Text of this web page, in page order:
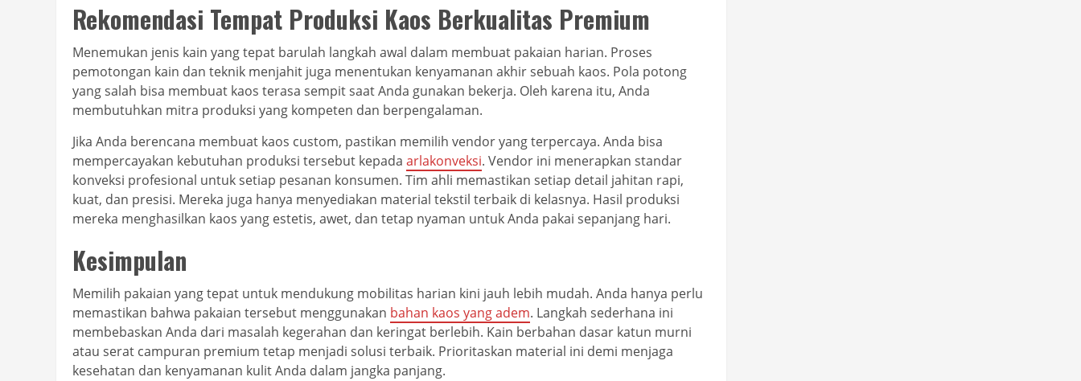
Rekomendasi Tempat Produksi Kaos Berkualitas Premium
Menemukan jenis kain yang tepat barulah langkah awal dalam membuat pakaian harian. Proses
pemotongan kain dan teknik menjahit juga menentukan kenyamanan akhir sebuah kaos. Pola potong
yang salah bisa membuat kaos terasa sempit saat Anda gunakan bekerja. Oleh karena itu, Anda
membutuhkan mitra produksi yang kompeten dan berpengalaman.
Jika Anda berencana membuat kaos custom, pastikan memilih vendor yang terpercaya. Anda bisa
mempercayakan kebutuhan produksi tersebut kepada arlakonveksi. Vendor ini menerapkan standar
konveksi profesional untuk setiap pesanan konsumen. Tim ahli memastikan setiap detail jahitan rapi,
kuat, dan presisi. Mereka juga hanya menyediakan material tekstil terbaik di kelasnya. Hasil produksi
mereka menghasilkan kaos yang estetis, awet, dan tetap nyaman untuk Anda pakai sepanjang hari.
Kesimpulan
Memilih pakaian yang tepat untuk mendukung mobilitas harian kini jauh lebih mudah. Anda hanya perlu
memastikan bahwa pakaian tersebut menggunakan bahan kaos yang adem. Langkah sederhana ini
membebaskan Anda dari masalah kegerahan dan keringat berlebih. Kain berbahan dasar katun murni
atau serat campuran premium tetap menjadi solusi terbaik. Prioritaskan material ini demi menjaga
kesehatan dan kenyamanan kulit Anda dalam jangka panjang.